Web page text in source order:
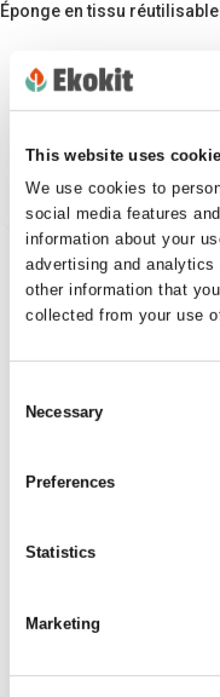
This website uses
We use cookies to
social media features
information about your
advertising and
other information that
collected from your use
Selection
Necessary
Preferences
Statistics
Marketing
Éponge en tissu